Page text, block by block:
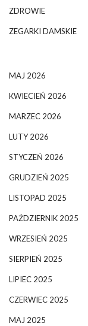
ZDROWIE
ZEGARKI DAMSKIE
MAJ 2026
KWIECIEŃ 2026
MARZEC 2026
LUTY 2026
STYCZEŃ 2026
GRUDZIEŃ 2025
LISTOPAD 2025
PAŹDZIERNIK 2025
WRZESIEŃ 2025
SIERPIEŃ 2025
LIPIEC 2025
CZERWIEC 2025
MAJ 2025